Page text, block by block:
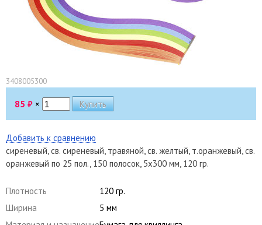
3408005300
85 ₽ ×
Добавить к сравнению
сиреневый, св. сиреневый, травяной, св. желтый, т.оранжевый, св.
оранжевый по 25 пол., 150 полосок, 5х300 мм, 120 гр.
Плотность
120 гр.
Ширина
5 мм